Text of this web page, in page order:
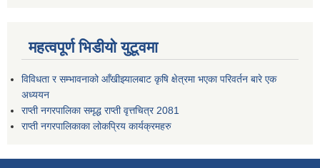
महत्वपूर्ण भिडीयो युटूवमा
विविधता र सम्भावनाको आँखीझ्यालबाट कृषि क्षेत्रमा भएका परिवर्तन बारे एक
अध्ययन
राप्ती नगरपालिका समृद्ध राप्ती वृत्तचित्र 2081
राप्ती नगरपालिकाका लोकप्रिय कार्यक्रमहरु